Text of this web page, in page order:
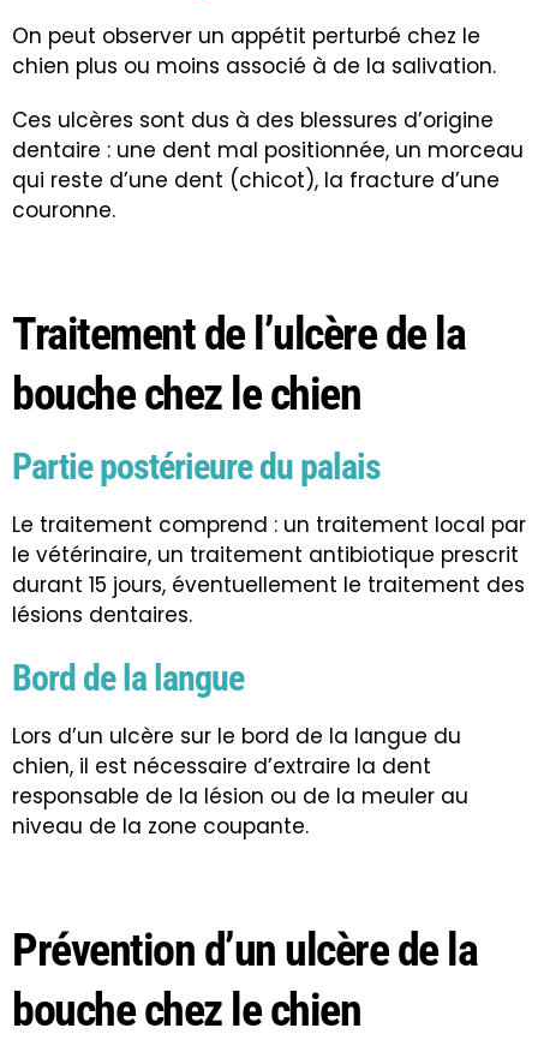
On peut observer un appétit perturbé chez le
chien plus ou moins associé à de la salivation.
Ces ulcères sont dus à des blessures d’origine
dentaire : une dent mal positionnée, un morceau
qui reste d’une dent (chicot), la fracture d’une
couronne.
Traitement de l’ulcère de la
bouche chez le chien
Partie postérieure du palais
Le traitement comprend : un traitement local par
le vétérinaire, un traitement antibiotique prescrit
durant 15 jours, éventuellement le traitement des
lésions dentaires.
Bord de la langue
Lors d’un ulcère sur le bord de la langue du
chien, il est nécessaire d’extraire la dent
responsable de la lésion ou de la meuler au
niveau de la zone coupante.
Prévention d’un ulcère de la
bouche chez le chien